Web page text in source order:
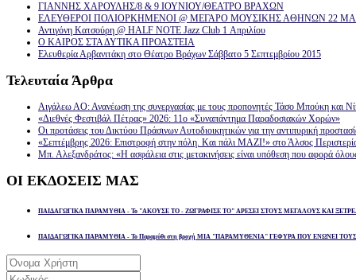
ΓΙΑΝΝΗΣ ΧΑΡΟΥΛΗΣ/8 & 9 ΙΟΥΝΙΟΥ/ΘΕΑΤΡΟ ΒΡΑΧΩΝ
ΕΛΕΥΘΕΡΟΙ ΠΟΛΙΟΡΚΗΜΕΝΟΙ @ ΜΕΓΑΡΟ ΜΟΥΣΙΚΗΣ ΑΘΗΝΩΝ 22
Αντιγόνη Κατσούρη @ HALF NOTE Jazz Club 1 Απριλίου
Ο ΚΑΙΡΟΣ ΣΤΑ ΔΥΤΙΚΑ ΠΡΟΑΣΤΕΙΑ
Ελευθερία Αρβανιτάκη στο Θέατρο Βράχων Σάββατο 5 Σεπτεμβρίου 2015
Τελευταία Άρθρα
Αιγάλεω ΑΟ: Ανανέωση της συνεργασίας με τους προπονητές Τάσο Μπούκη και
«Διεθνές Φεστιβάλ Πέτρας» 2026: 11ο «Συναπάντημα Παραδοσιακών Χορών»
Οι προτάσεις του Δικτύου Πράσινων Αυτοδιοικητικών για την αντιπυρική
«Σεπτέμβρης 2026: Επιστροφή στην πόλη. Και πάλι ΜΑΖΙ!» στο Άλσος
Μπ. Αλεξανδράτος: «Η ασφάλεια στις μετακινήσεις είναι υπόθεση που αφορά
ΟΙ ΕΚΔΟΣΕΙΣ ΜΑΣ
ΠΑΙΔΑΓΩΓΙΚΑ ΠΑΡΑΜΥΘΙΑ - Το "ΑΚΟΥΣΕ ΤΟ - ΖΩΓΡΑΦΙΣΕ ΤΟ" ΑΡΕΣΕΙ ΣΤΟΥΣ ΜΕΓΑΛΟΥΣ ΚΑΙ
ΠΑΙΔΑΓΩΓΙΚΑ ΠΑΡΑΜΥΘΙΑ - Το Παραμύθι στη βροχή ΜΙΑ "ΠΑΡΑΜΥΘΕΝΙΑ" ΓΕΦΥΡΑ ΠΟΥ ΕΝΩΝΕΙ